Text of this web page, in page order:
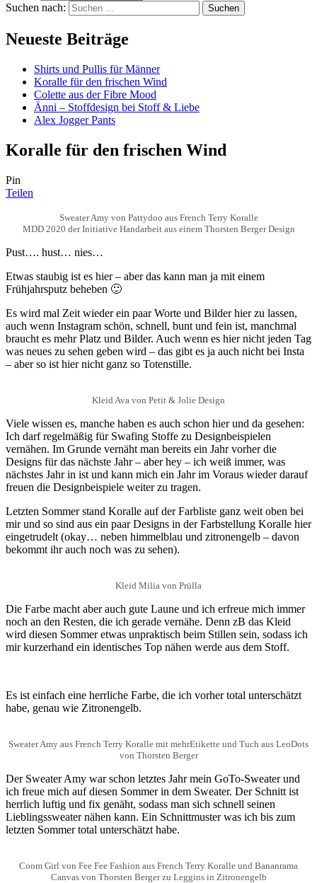
Suchen nach:
Neueste Beiträge
Shirts und Pullis für Männer
Koralle für den frischen Wind
Colette aus der Fibre Mood
Änni – Stoffdesign bei Stoff & Liebe
Alex Jogger Pants
Koralle für den frischen Wind
Pin
Teilen
Sweater Amy von Pattydoo aus French Terry Koralle
MDD 2020 der Initiative Handarbeit aus einem Thorsten Berger Design
Pust…. hust… nies…
Etwas staubig ist es hier – aber das kann man ja mit einem
Frühjahrsputz beheben 🙂
Es wird mal Zeit wieder ein paar Worte und Bilder hier zu lassen,
auch wenn Instagram schön, schnell, bunt und fein ist, manchmal
braucht es mehr Platz und Bilder. Auch wenn es hier nicht jeden Tag
was neues zu sehen geben wird – das gibt es ja auch nicht bei Insta
– aber so ist hier nicht ganz so Totenstille.
Kleid Ava von Petit & Jolie Design
Viele wissen es, manche haben es auch schon hier und da gesehen:
Ich darf regelmäßig für Swafing Stoffe zu Designbeispielen
vernähen. Im Grunde vernäht man bereits ein Jahr vorher die
Designs für das nächste Jahr – aber hey – ich weiß immer, was
nächstes Jahr in ist und kann mich ein Jahr im Voraus wieder darauf
freuen die Designbeispiele weiter zu tragen.
Letzten Sommer stand Koralle auf der Farbliste ganz weit oben bei
mir und so sind aus ein paar Designs in der Farbstellung Koralle hier
eingetrudelt (okay… neben himmelblau und zitronengelb – davon
bekommt ihr auch noch was zu sehen).
Kleid Milia von Prülla
Die Farbe macht aber auch gute Laune und ich erfreue mich immer
noch an den Resten, die ich gerade vernähe. Denn zB das Kleid
wird diesen Sommer etwas unpraktisch beim Stillen sein, sodass ich
mir kurzerhand ein identisches Top nähen werde aus dem Stoff.
Es ist einfach eine herrliche Farbe, die ich vorher total unterschätzt
habe, genau wie Zitronengelb.
Sweater Amy aus French Terry Koralle mit mehrEtikette und Tuch aus LeoDots
von Thorsten Berger
Der Sweater Amy war schon letztes Jahr mein GoTo-Sweater und
ich freue mich auf diesen Sommer in dem Sweater. Der Schnitt ist
herrlich luftig und fix genäht, sodass man sich schnell seinen
Lieblingssweater nähen kann. Ein Schnittmuster was ich bis zum
letzten Sommer total unterschätzt habe.
Coom Girl von Fee Fee Fashion aus French Terry Koralle und Bananrama
Canvas von Thorsten Berger zu Leggins in Zitronengelb